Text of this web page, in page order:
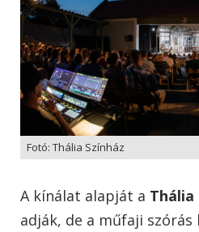
Fotó: Thália Színház
A kínálat alapját a Thália
adják, de a műfaji